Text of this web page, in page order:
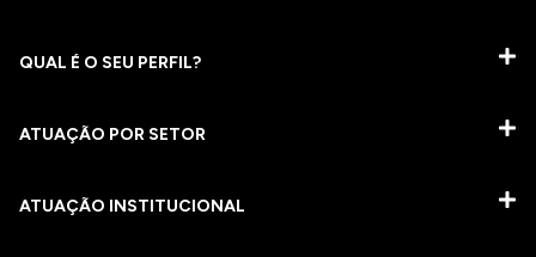
QUAL É O SEU PERFIL?
ATUAÇÃO POR SETOR
ATUAÇÃO INSTITUCIONAL